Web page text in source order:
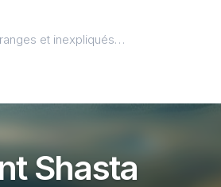
et inexpliqués…
Shasta